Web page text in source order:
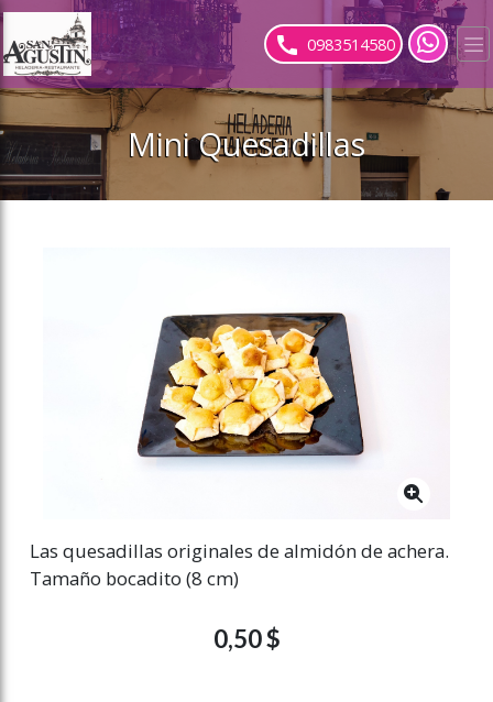
slideout menu. 0983514580
Mini Quesadillas
Las quesadillas originales de almidón de achera.
Tamaño bocadito (8 cm)
0,50 $